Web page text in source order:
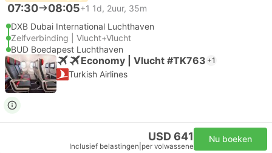
07:30 08:05+1 1d, 2uur, 35m
DXB Dubai International Luchthaven
Zelfverbinding | Vlucht+Vlucht
BUD Boedapest Luchthaven
Economy | Vlucht #TK763 +1
Turkish Airlines
USD 641
Inclusief belastingen per volwassene
Nu boeken